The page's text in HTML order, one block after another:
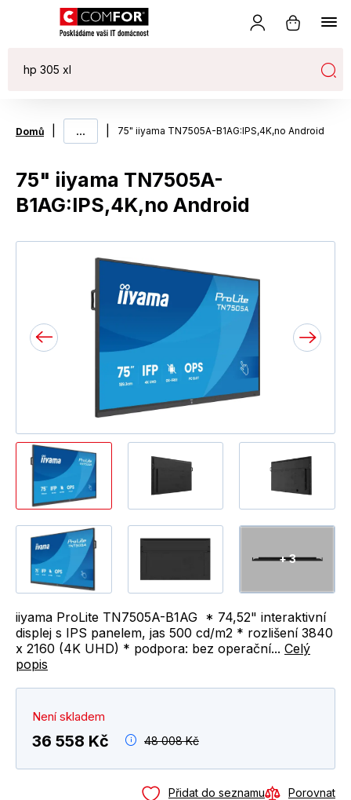
Domů ... 75" iiyama TN7505A-B1AG:IPS,4K,no Android
75" iiyama TN7505A-
B1AG:IPS,4K,no Android
+ 3
iiyama ProLite TN7505A-B1AG * 74,52" interaktivní
displej s IPS panelem, jas 500 cd/m2 * rozlišení 3840
x 2160 (4K UHD) * podpora: bez operační... Celý
popis
Není skladem
36 558 Kč 48 008 Kč
Přidat do seznamu Porovnat